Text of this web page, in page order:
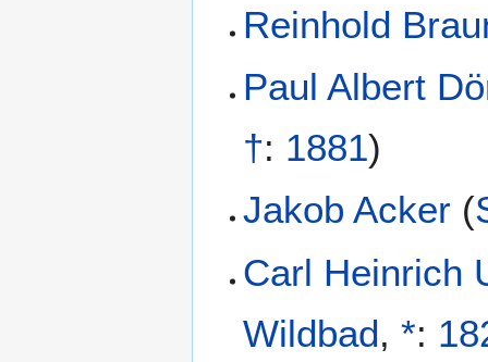
Reinhold
Paul Albert
†: 1881)
Jakob Acker (
Carl Heinrich
Wildbad,*: